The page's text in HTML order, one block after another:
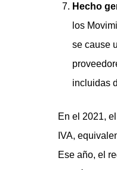
Hecho
los
se cause
incluidas
En el 2021,
IVA,
Ese año, el